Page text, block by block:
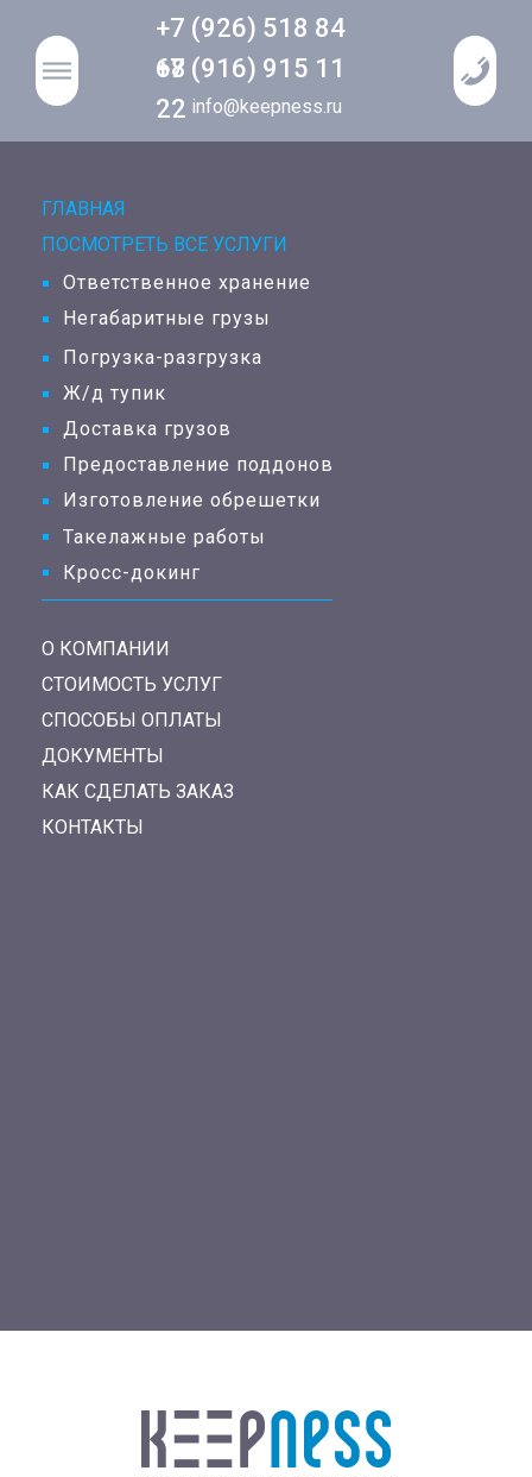
+7 (926) 518 84
68
info@keepness.ru
+7 (916) 915 11
22
ПОСМОТРЕТЬ ВСЕ УСЛУГИ
Погрузка-разгрузка
Ж/д тупик
Доставка грузов
Предоставление поддонов
Изготовление обрешетки
Такелажные работы
О КОМПАНИИ
СТОИМОСТЬ УСЛУГ
СПОСОБЫ ОПЛАТЫ
ДОКУМЕНТЫ
КАК СДЕЛАТЬ ЗАКАЗ
КОНТАКТЫ
ГЛАВНАЯ
Ответственное хранение
Негабаритные грузы
Кросс-докинг